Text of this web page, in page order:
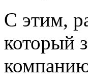
С этим,
который